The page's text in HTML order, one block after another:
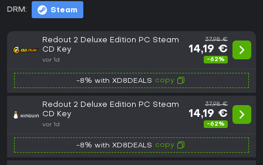
DRM: Steam
Redout 2 Deluxe Edition PC Steam
CD Key
vor 1d
37,98 €
14,19 €
-62%
-8% with XD8DEALS copy
Redout 2 Deluxe Edition PC Steam
CD Key
vor 1d
37,98 €
14,19 €
-62%
-8% with XD8DEALS copy